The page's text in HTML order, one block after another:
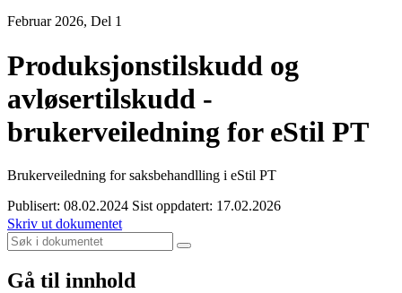
Februar 2026, Del 1
Produksjonstilskudd og
avløsertilskudd -
brukerveiledning for eStil PT
Brukerveiledning for saksbehandlling i eStil PT
Publisert: 08.02.2024 Sist oppdatert: 17.02.2026
Skriv ut dokumentet
Gå til innhold